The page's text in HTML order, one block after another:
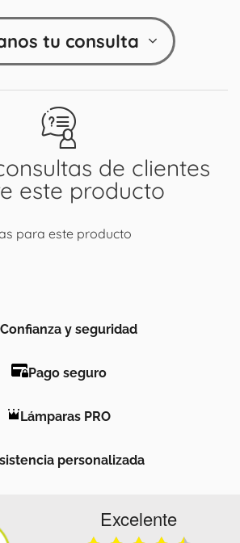
de clientes
este producto
para este producto
tu consulta
Confianza y seguridad
Pago seguro
Lámparas PRO
personalizada
Excelente